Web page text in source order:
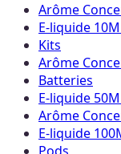
Arôme
E-liquide
Kits
Arôme
Batteries
E-liquide
Arôme
E-liquide